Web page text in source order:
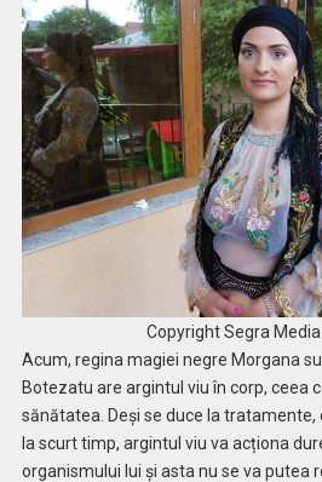
Copyright Segra
Acum, regina magiei negre Morgana
Botezatu are argintul viu în corp, ceea
sănătatea. Deși se duce la tratamente,
la scurt timp, argintul viu va acționa
organismului lui și asta nu se va putea